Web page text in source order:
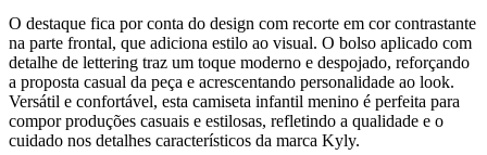
O destaque fica por conta do design com recorte em cor contrastante
na parte frontal, que adiciona estilo ao visual. O bolso aplicado com
detalhe de lettering traz um toque moderno e despojado, reforçando
a proposta casual da peça e acrescentando personalidade ao look.
Versátil e confortável, esta camiseta infantil menino é perfeita para
compor produções casuais e estilosas, refletindo a qualidade e o
cuidado nos detalhes característicos da marca Kyly.